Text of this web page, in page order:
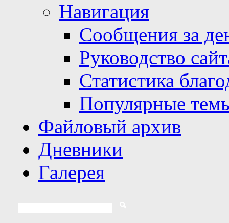
Навигация
Сообщения за
Руководство
Статистика
Популярные
Файловый архив
Дневники
Галерея